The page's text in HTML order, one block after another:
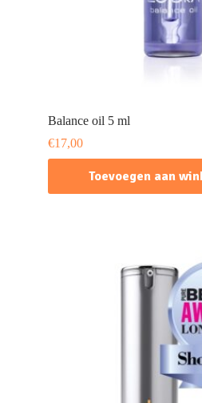
Balance oil 5 ml
€17,00
Toevoegen aan